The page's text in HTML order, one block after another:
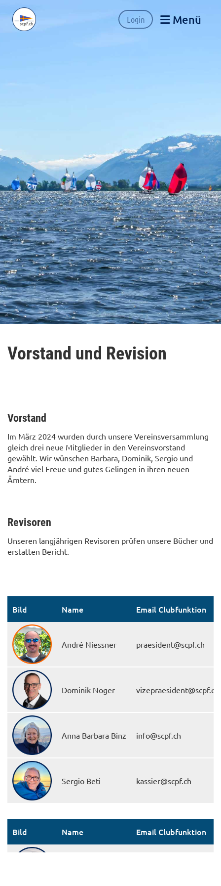
Login Menü
Vorstand und Revision
Vorstand
Im März 2024 wurden durch unsere Vereinsversammlung
gleich drei neue Mitglieder in den Vereinsvorstand
gewählt. Wir wünschen Barbara, Dominik, Sergio und
André viel Freue und gutes Gelingen in ihren neuen
Ämtern.
Revisoren
Unseren langjährigen Revisoren prüfen unsere Bücher und
erstatten Bericht.
Bild Name Email Clubfunktion
André Niessner praesident@scpf.ch
Dominik Noger vizepraesident@scpf.ch
Anna Barbara Binz info@scpf.ch
Sergio Beti kassier@scpf.ch
Bild Name Email Clubfunktion